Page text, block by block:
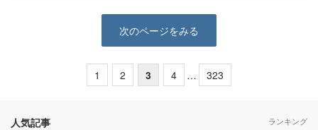
次のページをみる
1 2 3 4 … 323
人気記事 ランキング